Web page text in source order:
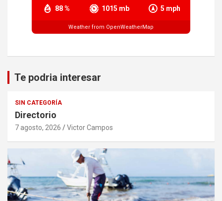
88 % 1015 mb 5 mph
Weather from OpenWeatherMap
Te podria interesar
SIN CATEGORÍA
Directorio
7 agosto, 2026 Victor Campos